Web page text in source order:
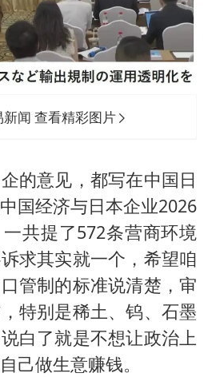
闻 查看精彩图片
的意见，都写在中国日
国经济与日本企业2026
共提了572条营商环境
求其实就一个，希望咱
管制的标准说清楚，审
特别是稀土、钨、石墨
白了就是不想让政治上
己做生意赚钱。